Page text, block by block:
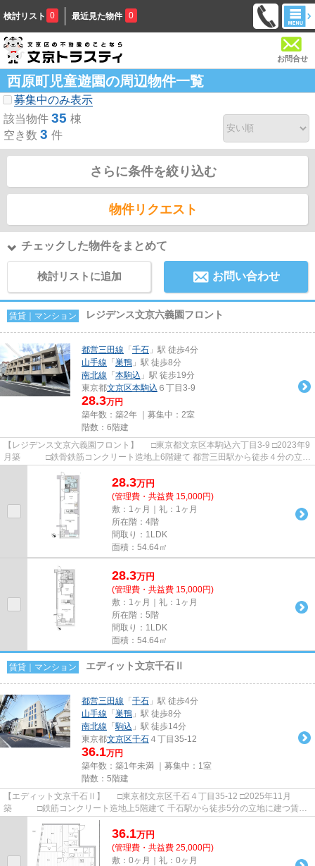
検討リスト 0 最近見た物件 0
お問合せ
西原町児童遊園の周辺物件一覧
募集中のみ表示
該当物件 35 棟
空き数 3 件
さらに条件を絞り込む
物件リクエスト
チェックした物件をまとめて
検討リストに追加 お問い合わせ
賃貸｜マンション レジデンス文京六義園フロント
都営三田線 「 千石 」駅 徒歩4分
山手線 「 巣鴨 」駅 徒歩8分
南北線 「 本駒込 」駅 徒歩19分
東京都文京区本駒込 ６丁目3-9
28.3万円
築年数：築2年 ｜募集中： 2室
階数：6階建
【レジデンス文京六義園フロント】 □東京都文京区本駒込六丁目3-9 □2023年9
月築 □鉄骨鉄筋コンクリート造地上6階建て 都営三田駅から徒歩４分の立地
28.3万円
(管理費・共益費 15,000円)
敷：1ヶ月｜礼：1ヶ月
所在階：4階
間取り：1LDK
面積：54.64㎡
28.3万円
(管理費・共益費 15,000円)
敷：1ヶ月｜礼：1ヶ月
所在階：5階
間取り：1LDK
面積：54.64㎡
賃貸｜マンション エディット文京千石Ⅱ
都営三田線 「 千石 」駅 徒歩4分
山手線 「 巣鴨 」駅 徒歩8分
南北線 「駒込 」駅 徒歩14分
東京都文京区千石 ４丁目35-12
36.1万円
築年数：築1年未満 ｜募集中： 1室
階数：5階建
【エディット文京千石Ⅱ】 □東京都文京区千石４丁目35-12 □2025年11月
築 □鉄筋コンクリート造地上5階建て 千石駅から徒歩5分の立地に建つ賃貸
36.1万円
(管理費・共益費 25,000円)
敷：0ヶ月｜礼：0ヶ月